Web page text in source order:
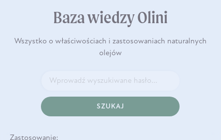
Baza wiedzy Olini
Wszystko o właściwościach i zastosowaniach naturalnych
olejów
SZUKAJ
Zastosowanie: